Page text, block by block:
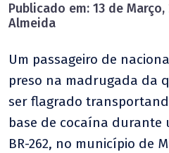
Publicado em: 13 de
Almeida
Um passageiro de
preso na madrugada da
ser flagrado
base de cocaína durante
BR-262, no município de